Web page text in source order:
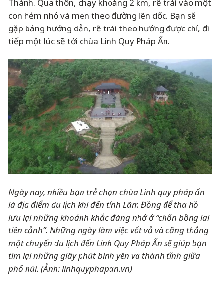
Thành. Qua thôn, chạy khoảng 2 km, rẽ trái vào một
con hẻm nhỏ và men theo đường lên dốc. Bạn sẽ
gặp bảng hướng dẫn, rẽ trái theo hướng được chỉ, đi
tiếp một lúc sẽ tới chùa Linh Quy Pháp Ấn.
Ngày nay, nhiều bạn trẻ chọn chùa Linh quy pháp ấn
là địa điểm du lịch khi đến tỉnh Lâm Đồng để tha hồ
lưu lại những khoảnh khắc đáng nhớ ở “chốn bồng lai
tiên cảnh”. Những ngày làm việc vất vả và căng thẳng
một chuyến du lịch đến Linh Quy Pháp Ấn sẽ giúp bạn
tìm lại những giây phút bình yên và thành tĩnh giữa
phố núi. (Ảnh: linhquyphapan.vn)